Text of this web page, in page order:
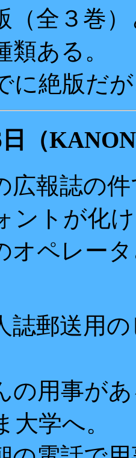
（全３巻
ある。
に絶版だ
日（
報誌の
トが化
ペレー
郵送用
用事が
大学へ。